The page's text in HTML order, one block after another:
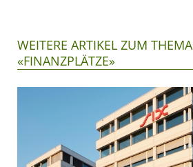
WEITERE ARTIKEL ZUM THEMA
«FINANZPLÄTZE»